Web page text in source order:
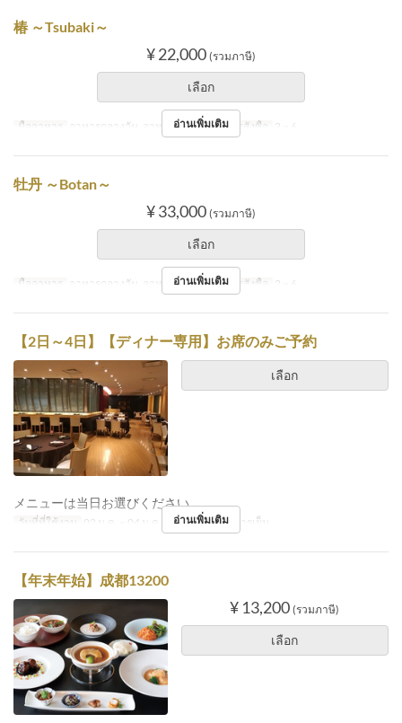
椿 ～Tsubaki～
¥ 22,000 (รวมภาษี)
เลือก
มื้ออาหาร อาหารกลางวัน, อาหารเย็น จำกัดการสั่งซื้อ 2 ~ 6
อ่านเพิ่มเติม
牡丹 ～Botan～
¥ 33,000 (รวมภาษี)
เลือก
มื้ออาหาร อาหารกลางวัน, อาหารเย็น จำกัดการสั่งซื้อ 2 ~ 6
อ่านเพิ่มเติม
【2日～4日】【ディナー専用】お席のみご予約
เลือก
メニューは当日お選びください。
วันที่ที่ใช้งาน 02 ม.ค. ~ 04 ม.ค. มื้ออาหาร อาหารเย็น
อ่านเพิ่มเติม
【年末年始】成都13200
¥ 13,200 (รวมภาษี)
เลือก